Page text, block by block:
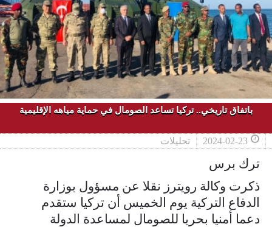
باتفاق تاريخي.. تركيا تساعد الصومال في حماية مياهه الإقليمية
2024-02-23 تحليلات
ترك برس
ذكرت وكالة رويترز نقلا عن مسؤول بوزارة
الدفاع التركية يوم الخميس أن تركيا ستقدم
دعما أمنيا بحريا للصومال لمساعدة الدولة